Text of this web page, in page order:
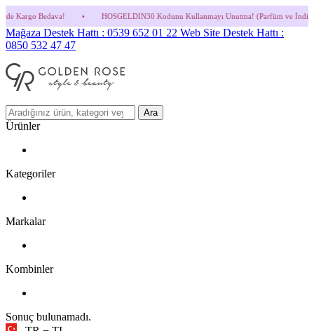
• HOSGELDIN30 Kodunu Kullanmayı Unutma! (Parfüm ve İndirimli Ürünlerde
Mağaza Destek Hattı : 0539 652 01 22 Web Site Destek Hattı :
0850 532 47 47
Ara
Ürünler
Kategoriler
Markalar
Kombinler
Sonuç bulunamadı.